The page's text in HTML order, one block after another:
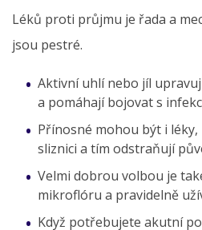
Léků proti průjmu je řada a
jsou pestré.
Aktivní uhlí nebo jíl
a pomáhají bojovat s
Přínosné mohou být i
sliznici a tím odstraňují
Velmi dobrou volbou je
mikroflóru a pravidelně
Když potřebujete akutní